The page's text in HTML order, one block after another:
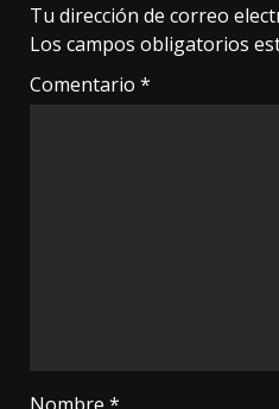
Tu dirección de correo
Los campos obligatorios
Comentario *